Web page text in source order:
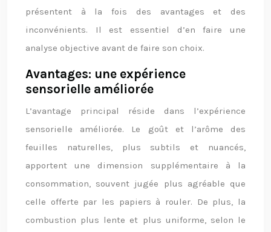
présentent à la fois des avantages et des
inconvénients. Il est essentiel d’en faire une
analyse objective avant de faire son choix.
Avantages: une expérience
sensorielle améliorée
L’avantage principal réside dans l’expérience
sensorielle améliorée. Le goût et l’arôme des
feuilles naturelles, plus subtils et nuancés,
apportent une dimension supplémentaire à la
consommation, souvent jugée plus agréable que
celle offerte par les papiers à rouler. De plus, la
combustion plus lente et plus uniforme, selon le